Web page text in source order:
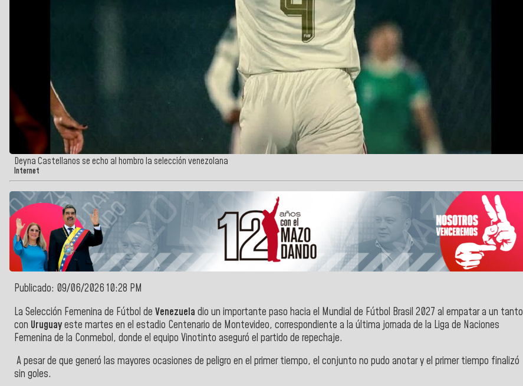
Deyna Castellanos se echo al hombro la selección venezolana
Internet
Publicado: 09/06/2026 10:28 PM
La Selección Femenina de Fútbol de Venezuela dio un importante paso hacia el Mundial de Fútbol Brasil 2027 al empatar a un tanto
con Uruguayeste martes en el estadio Centenario de Montevideo, correspondiente a la última jornada de la Liga de Naciones
Femenina de la Conmebol, donde el equipo Vinotinto aseguró el partido de repechaje.
A pesar de que generó las mayores ocasiones de peligro en el primer tiempo, el conjunto no pudo anotar y el primer tiempo finalizó
sin goles.